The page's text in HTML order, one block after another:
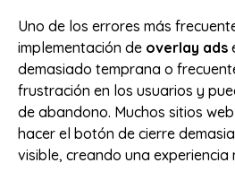
Uno de los errores más
implementación de overlay ads
demasiado temprana o
frustración en los usuarios y
de abandono. Muchos sitios
hacer el botón de cierre
visible, creando una experiencia